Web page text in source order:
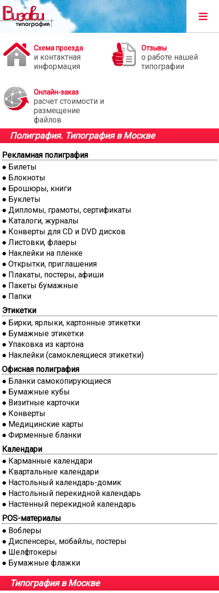
≡
Схема проезда
и контактная
информация
Отзывы
о работе нашей
типографии
Онлайн-заказ
расчет стоимости и
размещение
файлов
Полиграфия. Типография в Москве
Рекламная полиграфия
Билеты
Блокноты
Брошюры, книги
Буклеты
Дипломы, грамоты, сертификаты
Каталоги, журналы
Конверты для CD и DVD дисков
Листовки, флаеры
Наклейки на пленке
Открытки, приглашения
Плакаты, постеры, афиши
Пакеты бумажные
Папки
Этикетки
Бирки, ярлыки, картонные этикетки
Бумажные этикетки
Упаковка из картона
Наклейки (самоклеящиеся этикетки)
Офисная полиграфия
Бланки самокопирующиеся
Бумажные кубы
Визитные карточки
Конверты
Медицинские карты
Фирменные бланки
Календари
Карманные календари
Квартальные календари
Настольный календарь-домик
Настольный перекидной календарь
Настенный перекидной календарь
POS-материалы
Воблеры
Диспенсеры, мобайлы, постеры
Шелфтокеры
Бумажные флажки
Типография в Москве